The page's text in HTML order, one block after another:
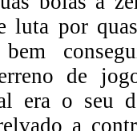
luta por
de
era o seu
a